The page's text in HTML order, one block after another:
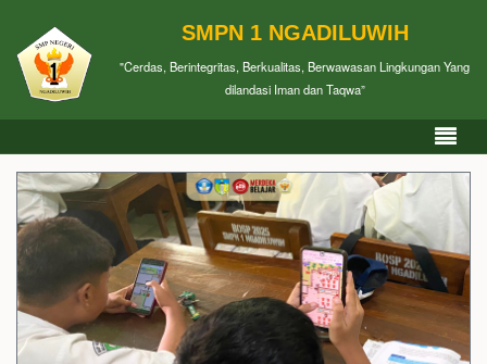
SMPN 1 NGADILUWIH
"Cerdas, Berintegritas, Berkualitas, Berwawasan Lingkungan Yang
dilandasi Iman dan Taqwa”